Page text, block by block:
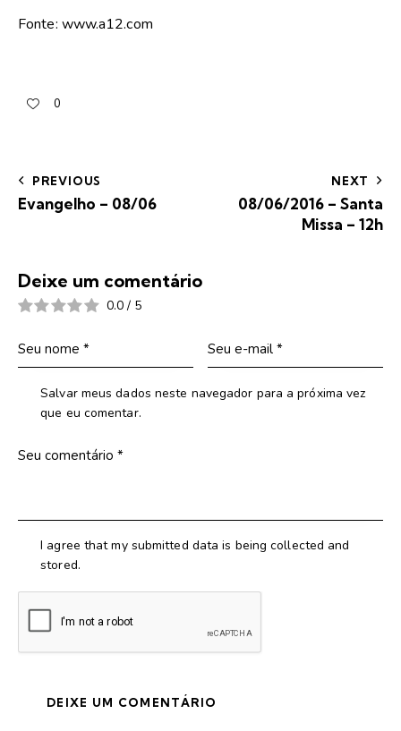
Fonte: www.a12.com
0
PREVIOUS
Evangelho – 08/06
NEXT
08/06/2016 – Santa
Missa – 12h
Deixe um comentário
0.0 / 5
Salvar meus dados neste navegador para a próxima vez
que eu comentar.
I agree that my submitted data is being collected and
stored.